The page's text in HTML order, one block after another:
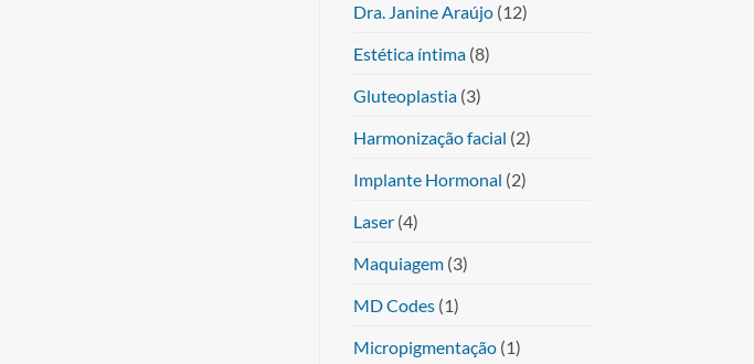
Dra. Janine Araújo(12)
Estética íntima(8)
Gluteoplastia(3)
Harmonização facial (2)
Implante Hormonal (2)
Laser(4)
Maquiagem(3)
MD Codes(1)
Micropigmentação(1)